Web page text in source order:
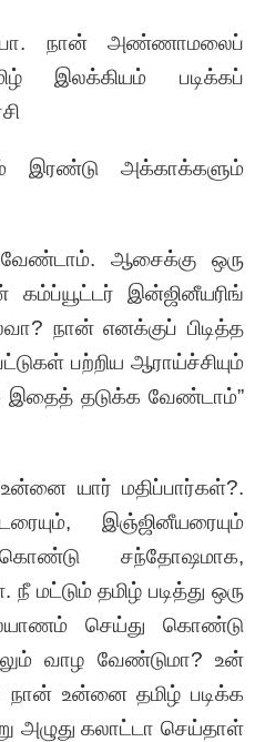
நான் அண்ணாமலைப்
இலக்கியம் படிக்கப்
இரண்டு அக்காக்களும்
ஆசைக்கு ஒரு
இன்ஜினீயரிங்
நான் எனக்குப் பிடித்த
பற்றிய ஆராய்ச்சியும்
இதைத் தடுக்க வேண்டாம்”
உன்னை யார் மதிப்பார்கள்?.
இஞ்ஜினீயரையும்
சந்தோஷமாக,
மட்டும் தமிழ் படித்து ஒரு
செய்து கொண்டு
வாழ வேண்டுமா? உன்
உன்னை தமிழ் படிக்க
அழுது கலாட்டா செய்தாள்